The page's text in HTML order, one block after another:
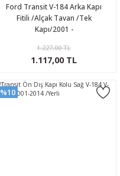
Ford Transit V-184 Arka Kapı
Fitili /Alçak Tavan /Tek
Kapı/2001 -
1.227,00 TL
1.117,00 TL
%10